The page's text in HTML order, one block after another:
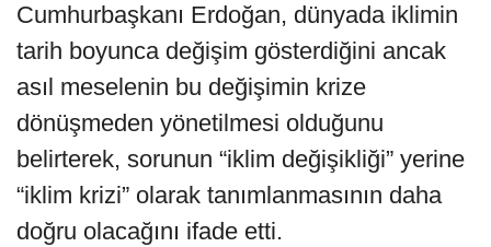
Cumhurbaşkanı Erdoğan, dünyada iklimin
tarih boyunca değişim gösterdiğini ancak
asıl meselenin bu değişimin krize
dönüşmeden yönetilmesi olduğunu
belirterek, sorunun “iklim değişikliği” yerine
“iklim krizi” olarak tanımlanmasının daha
doğru olacağını ifade etti.